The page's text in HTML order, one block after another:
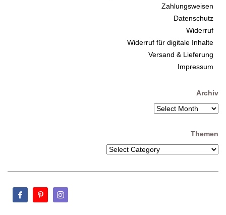
Zahlungsweisen
Datenschutz
Widerruf
Widerruf für digitale Inhalte
Versand & Lieferung
Impressum
Archiv
Themen